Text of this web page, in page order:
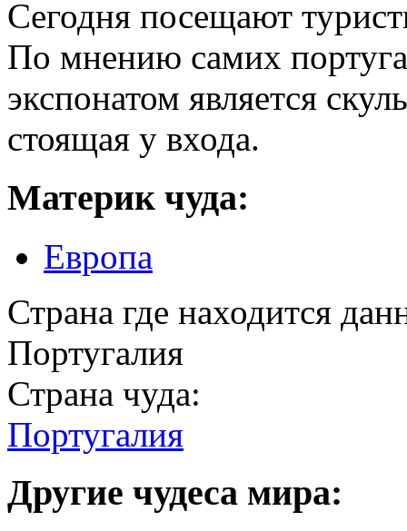
Сегодня посещают
По мнению самих
экспонатом является
стоящая у входа.
Материк чуда:
Европа
Страна где находится
Португалия
Страна чуда:
Португалия
Другие чудеса мира: